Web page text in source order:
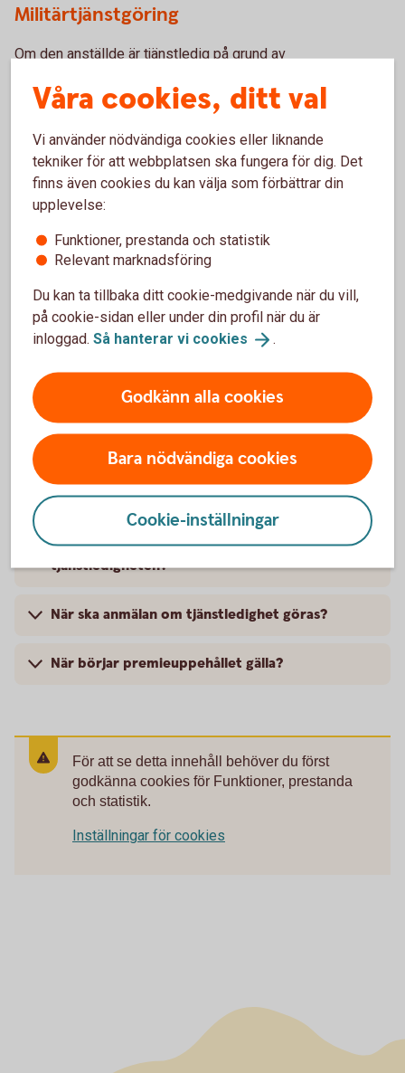
Militärtjänstgöring
Om den anställde är tjänstledig på grund av
Studier
Om den anställde är tjänstledig på grund av studier tillåts
premieuppehåll under 12 månader.
Övrigt premieuppehåll
Du kan göra premieuppehåll i pensionssparandet av andra
skäl. En anmälan om premieuppehåll i övrigt kan göras för
max 12 månader under en period om 36 månader.
Logga in och anmäl
Vanliga frågor
Vad händer när den försäkrade kommer tillbaka?
Vad händer om en försäkrad blir sjuk under
tjänstledigheten?
När ska anmälan om tjänstledighet göras?
När börjar premieuppehållet gälla?
För att se detta innehåll behöver du först
godkänna cookies för Funktioner, prestanda
och statistik.
Inställningar för cookies
Våra cookies, ditt val
Vi använder nödvändiga cookies eller liknande
tekniker för att webbplatsen ska fungera för dig. Det
finns även cookies du kan välja som förbättrar din
upplevelse:
Funktioner, prestanda och statistik
Relevant marknadsföring
Du kan ta tillbaka ditt cookie-medgivande när du vill,
på cookie-sidan eller under din profil när du är
inloggad. Så hanterar vi cookies .
Godkänn alla cookies
Bara nödvändiga cookies
Cookie-inställningar